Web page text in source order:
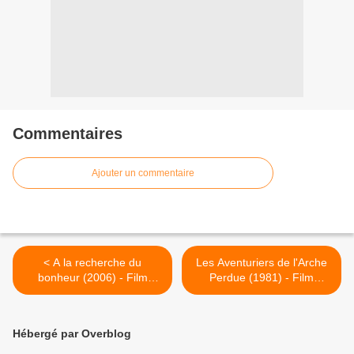
Commentaires
Ajouter un commentaire
< A la recherche du
bonheur (2006) - Film
complet en streaming
Les Aventuriers de l'Arche
Perdue (1981) - Film
complet en streaming
Hébergé par Overblog